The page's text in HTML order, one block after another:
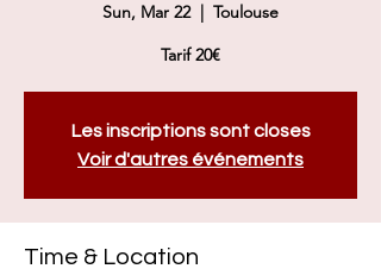
Sun, Mar 22
  |
Toulouse
Tarif 20€
Les inscriptions sont closes
Voir d'autres événements
Time & Location